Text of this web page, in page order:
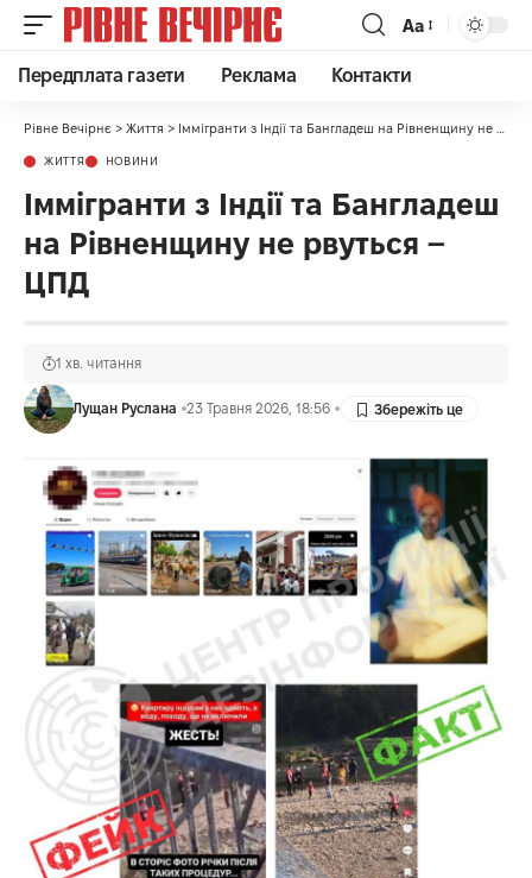
Аа
Передплата газети Реклама Контакти
Рівне Вечірнє > Життя > Іммігранти з Індії та Бангладеш на Рівненщину не рвуться – ЦПД
ЖИТТЯ НОВИНИ
Іммігранти з Індії та Бангладеш
на Рівненщину не рвуться –
ЦПД
Лущан Руслана 23 Травня 2026, 18:56
1 хв. читання